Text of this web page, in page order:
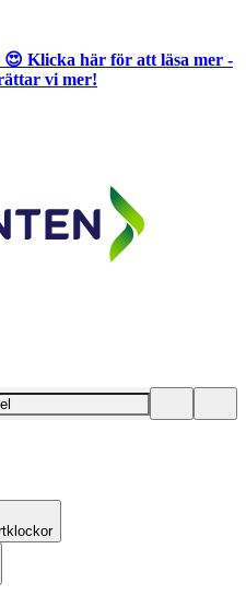
😍 Klicka här för att läsa mer -
vi mer!